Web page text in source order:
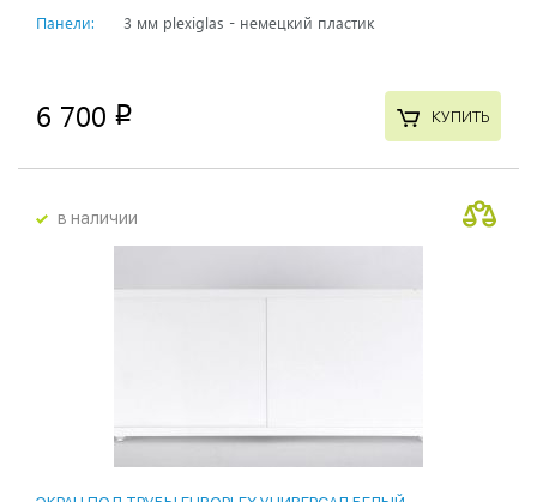
Панели:
3 мм plexiglas - немецкий пластик
6 700 p КУПИТЬ
в наличии